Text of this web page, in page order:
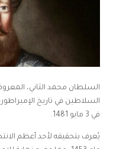
السلطان محمد الثاني،
في 3 مايو 1481.
يُعرف بتحقيقه لأحد أعظم